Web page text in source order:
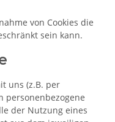
von Cookies die
sein kann.
uns (z.B. per
personenbezogene
der Nutzung eines